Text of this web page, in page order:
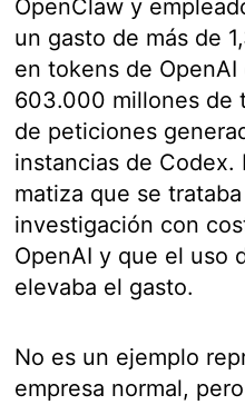
OpenClaw y
un gasto de más de
en tokens de
603.000 millones de
de peticiones
instancias de Codex.
matiza que se
investigación con
OpenAI y que el uso
elevaba el gasto.
No es un ejemplo
empresa normal,